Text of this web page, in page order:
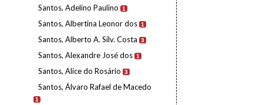
Santos, Adelino Paulino 1
Santos, Albertina Leonor dos 1
Santos, Alberto A. Silv. Costa 3
Santos, Alexandre José dos 1
Santos, Alice do Rosário 3
Santos, Álvaro Rafael de Macedo
1